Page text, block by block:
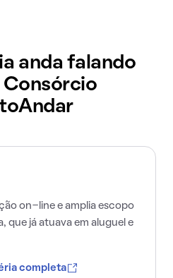
anda falando
Consórcio
on-line e amplia escopo
que já atuava em aluguel e
completa